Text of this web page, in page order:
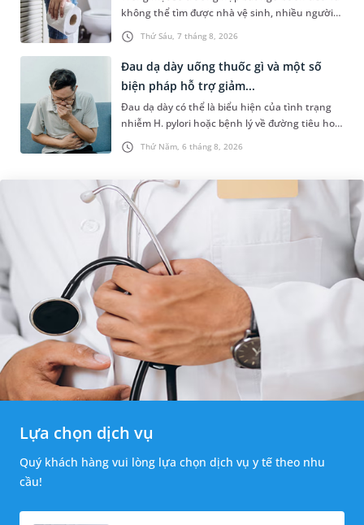
Thứ Sáu, 7 tháng 8, 2026
không thể tìm được nhà vệ sinh, nhiều người
đã áp dụng phương pháp bấm huyệt nhịn tiểu.
Vậy cách bấm huyệt nhịn...
Thứ Năm, 6 tháng 8, 2026
Đau dạ dày uống thuốc gì và một số
biện pháp hỗ trợ giảm...
Đau dạ dày có thể là biểu hiện của tình trạng
nhiễm H. pylori hoặc bệnh lý về đường tiêu hoá
khác. Dựa theo nguyên nhân cụ thể, bác sĩ sẽ
cân nhắc chỉ định p...
Lựa chọn dịch vụ
Quý khách hàng vui lòng lựa chọn dịch vụ y tế theo nhu
cầu!